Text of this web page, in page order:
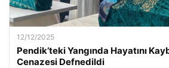
12/12/2025
Pendik’teki Yangında Hayatını
Cenazesi Defnedildi